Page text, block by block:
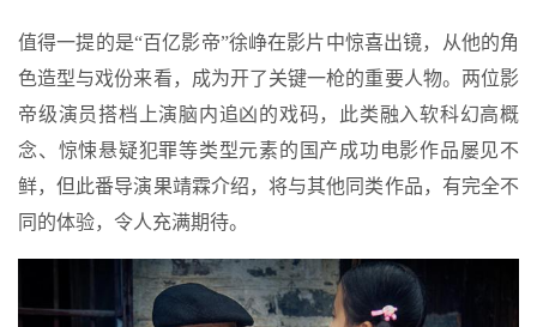
值得一提的是“百亿影帝”徐峥在影片中惊喜出镜，从他的角
色造型与戏份来看，成为开了关键一枪的重要人物。两位影
帝级演员搭档上演脑内追凶的戏码，此类融入软科幻高概
念、惊悚悬疑犯罪等类型元素的国产成功电影作品屡见不
鲜，但此番导演果靖霖介绍，将与其他同类作品，有完全不
同的体验，令人充满期待。